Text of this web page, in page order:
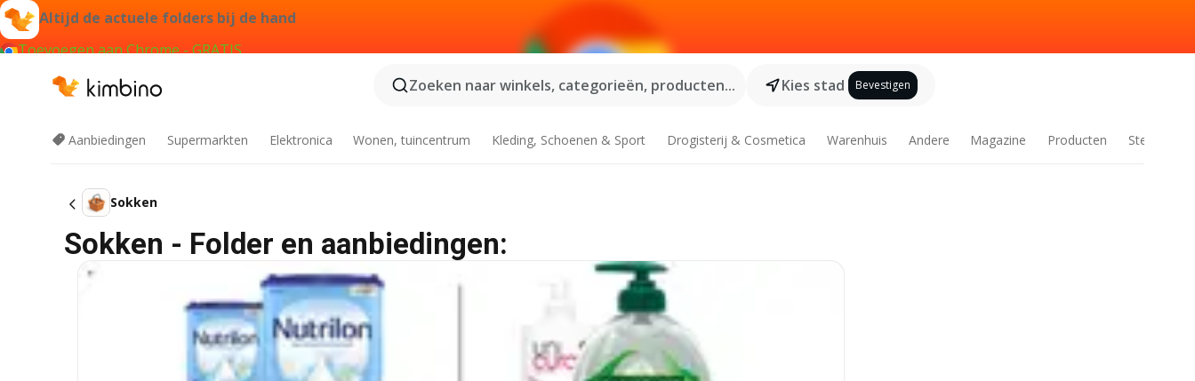
Altijd de actuele folders bij de hand
Toevoegen aan Chrome - GRATIS
Zoeken naar winkels, categorieën, producten...
Kies stad Bevestigen
Aanbiedingen Supermarkten Elektronica Wonen, tuincentrum Kleding, Schoenen & Sport Drogisterij & Cosmetica Warenhuis Andere Magazine Producten Steden
Sokken
Sokken - Folder en aanbiedingen: